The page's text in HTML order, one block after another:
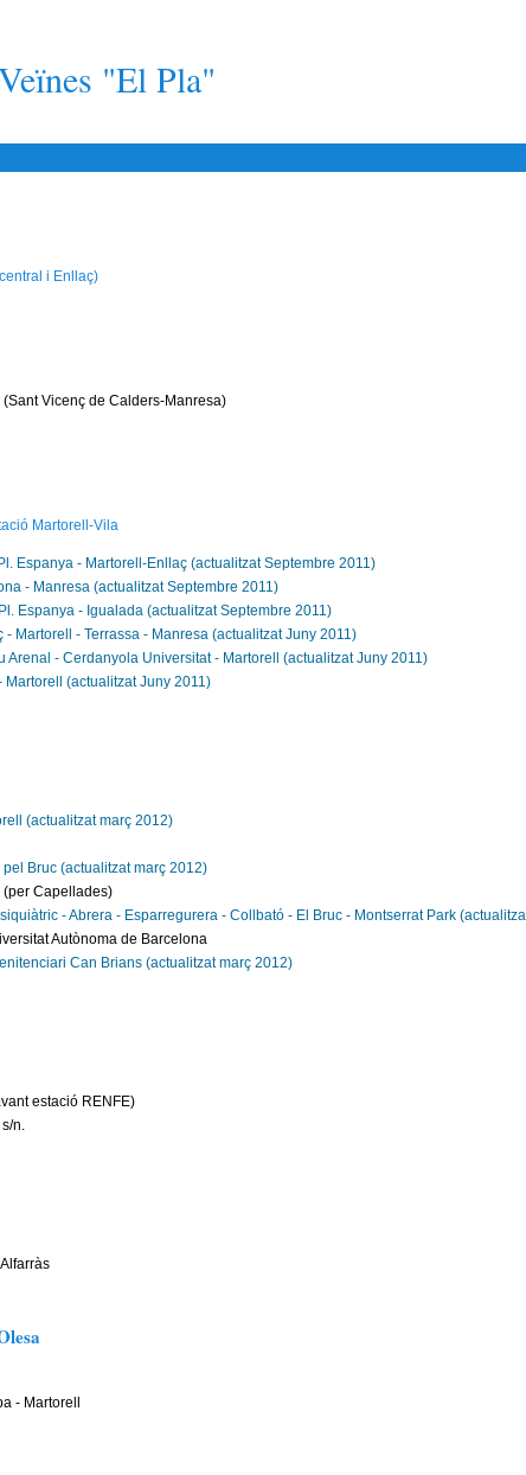
"El Pla"
i Enllaç)
Vicenç de Calders-Manresa)
Martorell-Vila
Espanya - Martorell-Enllaç (actualitzat Septembre 2011)
- Manresa (actualitzat Septembre 2011)
Espanya - Igualada (actualitzat Septembre 2011)
- Martorell - Terrassa - Manresa (actualitzat Juny 2011)
Arenal - Cerdanyola Universitat - Martorell (actualitzat Juny 2011)
Martorell (actualitzat Juny 2011)
(actualitzat març 2012)
Bruc (actualitzat març 2012)
(per Capellades)
- Abrera - Esparregurera - Collbató - El Bruc - Montserrat Park
Autònoma de Barcelona
Can Brians (actualitzat març 2012)
estació RENFE)
n.
- Martorell